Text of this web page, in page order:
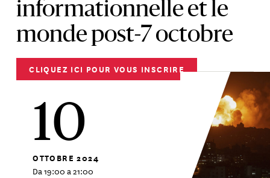
informationnelle et le
monde post-7 octobre
CLIQUEZ ICI POUR VOUS INSCRIRE
10
OTTOBRE 2024
Da 19:00 a 21:00